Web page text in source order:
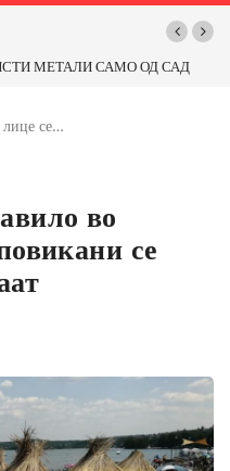
МЕТАЛИ САМО ОД САД
се…
во
се